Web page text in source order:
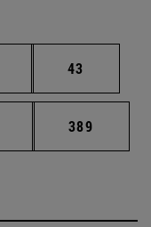
Páginas intermedias
Página
43
Páginas intermedias
Página
389